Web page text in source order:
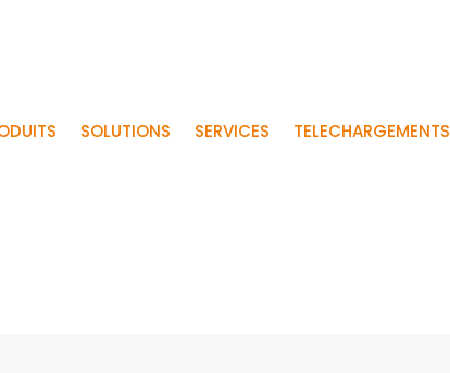
SOLUTIONS SERVICES TELECHARGEMENTS